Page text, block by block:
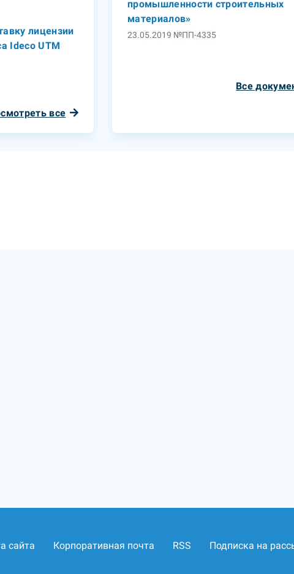
лицензии
Ideco UTM
все
промышленности строительных
материалов»
23.05.2019 №ПП-4335
Все
сайта Корпоративная почта RSS Подписка на